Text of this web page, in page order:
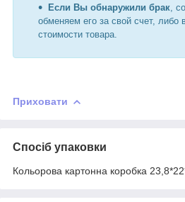
Если Вы обнаружили брак ,
обменяем его за свой счет, либо
стоимости товара.
Приховати
Спосіб упаковки
Кольорова картонна коробка